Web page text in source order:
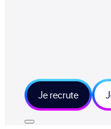
Je recrute